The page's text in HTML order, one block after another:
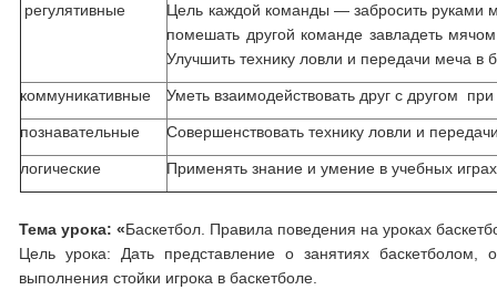
регулятивные
Цель каждой команды — забросить руками
помешать другой команде завладеть
Улучшить технику ловли и передачи меча в
коммуникативные Уметь взаимодействовать друг с другом
познавательные Совершенствовать технику ловли и
логические Применять знание и умение в учебных играх
Тема урока: «Баскетбол. Правила поведения на уроках
Цель урока: Дать представление о занятиях баскетболом,
выполнения стойки игрока в баскетболе.